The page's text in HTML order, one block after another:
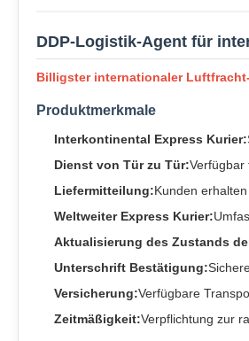
DDP-Logistik-Agent für
Billigster internationaler
Produktmerkmale
Interkontinental Express Kurier:
Dienst von Tür zu Tür:Verfügbar
Liefermitteilung:Kunden
Weltweiter Express Kurier:
Aktualisierung des Zustands
Unterschrift Bestätigung:
Versicherung:Verfügbare
Zeitmäßigkeit:Verpflichtung zur